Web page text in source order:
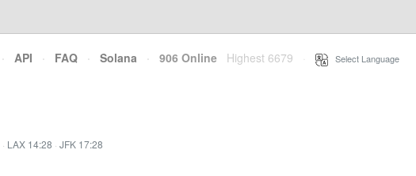
· API · FAQ · Solana · 906 Online Highest 6679 Select Language
· LAX 14:28 · JFK 17:28